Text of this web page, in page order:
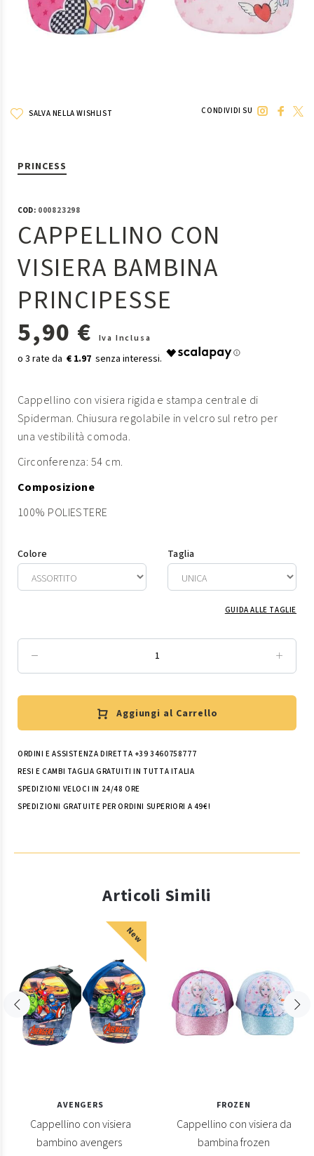
SALVA NELLA WISHLIST CONDIVIDI SU
PRINCESS
COD:000823298
CAPPELLINO CON
VISIERA BAMBINA
PRINCIPESSE
5,90 €
Iva Inclusa
€ 1.97
Cappellino con visiera rigida e stampa centrale di
Spiderman. Chiusura regolabile in velcro sul retro per
una vestibilità comoda.
Circonferenza: 54 cm.
Composizione
100% POLIESTERE
Colore Taglia
GUIDA ALLE TAGLIE
Aggiungi al Carrello
ORDINI E ASSISTENZA DIRETTA +39 3460758777
RESI E CAMBI TAGLIA GRATUITI IN TUTTA ITALIA
SPEDIZIONI VELOCI IN 24/48 ORE
SPEDIZIONI GRATUITE PER ORDINI SUPERIORI A 49€!
Articoli Simili
New
AVENGERS
Cappellino con visiera
bambino avengers
FROZEN
Cappellino con visiera da
bambina frozen